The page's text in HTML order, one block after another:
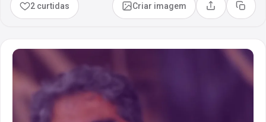
2 curtidas Criar imagem Compartilhar
Copiar